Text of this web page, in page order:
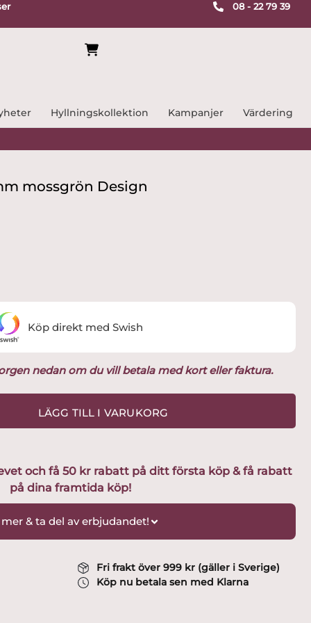
08 - 22 79 39
Hyllningskollektion Kampanjer Värdering
mossgrön Design
nedan om du vill betala med kort eller faktura.
LÄGG TILL I VARUKORG
Köp direkt med Swish
och få 50 kr rabatt på ditt första köp & få rabatt
på dina framtida köp!
mer & ta del av erbjudandet!
Fri frakt över 999 kr (gäller i Sverige)
Köp nu betala sen med Klarna